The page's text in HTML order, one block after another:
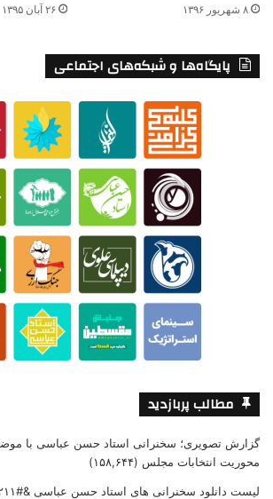
۸ شهریور ۱۳۹۶ ۲۶ آبان ۱۳۹۵
پایگاه‌ها و شبکه‌های اجتماعی
مطالب پربازدید
گزارش تصویری؛ سخنرانی استاد حسن عباسی با
محوریت انتخابات مجلس (۱۵۸,۶۴۴)
لیست دانلود سخنرانی های استاد حسن عباسی &#۸۲۱۱; سال ۱۳۹۵